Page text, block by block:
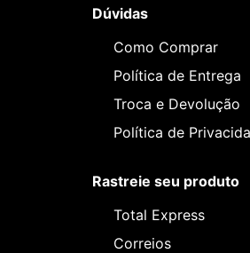
Dúvidas
Como Comprar
Política de Entrega
Troca e Devolução
Política de
Rastreie seu produto
Total Express
Correios